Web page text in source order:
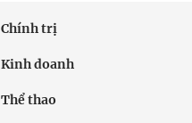
Chính trị
Kinh doanh
Thể thao